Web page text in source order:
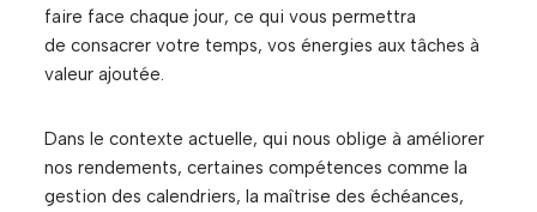
faire face chaque jour, ce qui vous permettra
de consacrer votre temps, vos énergies aux tâches à
valeur ajoutée.
Dans le contexte actuelle, qui nous oblige à améliorer
nos rendements, certaines compétences comme la
gestion des calendriers, la maîtrise des échéances,